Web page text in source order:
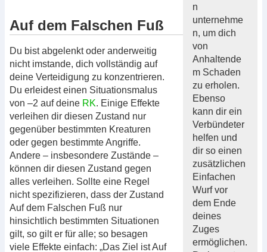
n
unternehme
n, um dich
von
Anhaltende
m Schaden
zu erholen.
Ebenso
kann dir ein
Verbündeter
helfen und
dir so einen
zusätzlichen
Einfachen
Wurf vor
dem Ende
deines
Zuges
ermöglichen.
Auf dem Falschen Fuß
Du bist abgelenkt oder anderweitig
nicht imstande, dich vollständig auf
deine Verteidigung zu konzentrieren.
Du erleidest einen Situationsmalus
von –2 auf deine RK. Einige Effekte
verleihen dir diesen Zustand nur
gegenüber bestimmten Kreaturen
oder gegen bestimmte Angriffe.
Andere – insbesondere Zustände –
können dir diesen Zustand gegen
alles verleihen. Sollte eine Regel
nicht spezifizieren, dass der Zustand
Auf dem Falschen Fuß nur
hinsichtlich bestimmten Situationen
gilt, so gilt er für alle; so besagen
viele Effekte einfach: „Das Ziel ist Auf